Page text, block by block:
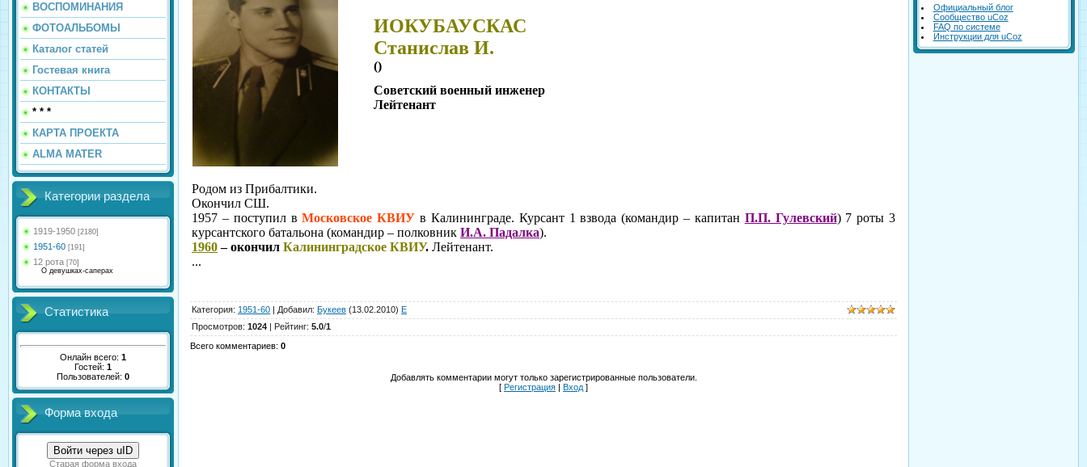
ВОСПОМИНАНИЯ
ФОТОАЛЬБОМЫ
Каталог статей
Гостевая книга
КОНТАКТЫ
* * *
КАРТА ПРОЕКТА
ALMA MATER
Категории раздела
1919-1950 [2180]
1951-60 [191]
12 рота [70]
О девушках-саперах
Статистика
Онлайн всего: 1
Гостей: 1
Пользователей: 0
Форма входа
Войти через uID
Старая форма входа
ИОКУБАУСКАС
Станислав И.
()
Советский военный инженер
Лейтенант
Родом из Прибалтики.
Окончил СШ.
1957 – поступил вМосковское КВИУв Калининграде. Курсант 1 взвода (командир – капитан П.П. Гулевский) 7 роты 3
курсантского батальона (командир – полковник И.А. Падалка).
1960– окончил Калининградское КВИУ. Лейтенант.
...
Категория: 1951-60 | Добавил: Букеев (13.02.2010) E
Просмотров: 1024 | Рейтинг: 5.0/1
Всего комментариев: 0
Добавлять комментарии могут только зарегистрированные пользователи.
[ Регистрация | Вход ]
Официальный блог
Сообщество uCoz
FAQ по системе
Инструкции для uCoz